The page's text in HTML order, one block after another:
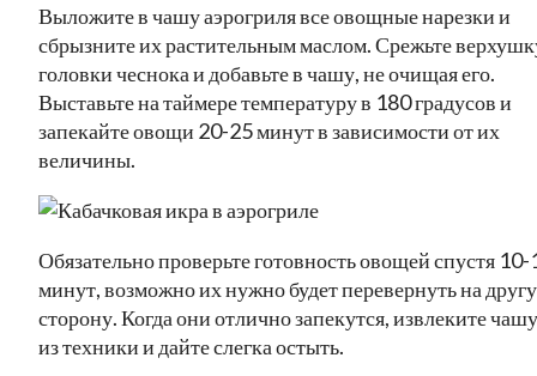
Выложите в чашу аэрогриля все овощные нарезки и
сбрызните их растительным маслом. Срежьте
головки чеснока и добавьте в чашу, не очищая его.
Выставьте на таймере температуру в 180 градусов и
запекайте овощи 20-25 минут в зависимости от их
величины.
Обязательно проверьте готовность овощей спустя
минут, возможно их нужно будет перевернуть на
сторону. Когда они отлично запекутся, извлеките чашу
из техники и дайте слегка остыть.